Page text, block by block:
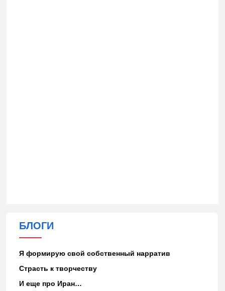
БЛОГИ
Я формирую свой собственный нарратив
Страсть к творчеству
И еще про Иран…